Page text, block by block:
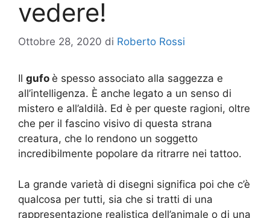
vedere!
Ottobre 28, 2020 di Roberto Rossi
Il gufo è spesso associato alla saggezza e
all’intelligenza. È anche legato a un senso di
mistero e all’aldilà. Ed è per queste ragioni, oltre
che per il fascino visivo di questa strana
creatura, che lo rendono un soggetto
incredibilmente popolare da ritrarre nei tattoo.
La grande varietà di disegni significa poi che c’è
qualcosa per tutti, sia che si tratti di una
rappresentazione realistica dell’animale o di una